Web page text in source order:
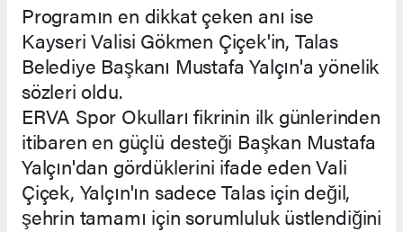
Programın en dikkat çeken anı ise
Kayseri Valisi Gökmen Çiçek'in, Talas
Belediye Başkanı Mustafa Yalçın'a yönelik
sözleri oldu.
ERVA Spor Okulları fikrinin ilk günlerinden
itibaren en güçlü desteği Başkan Mustafa
Yalçın'dan gördüklerini ifade eden Vali
Çiçek, Yalçın'ın sadece Talas için değil,
şehrin tamamı için sorumluluk üstlendiğini